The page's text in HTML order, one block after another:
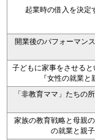
起業時の借入を決定
開業後のパフォーマン
子どもに家事をさせる
『女性の就業
「非教育ママ」たちの
家族の教育戦略と母親
の就業と親